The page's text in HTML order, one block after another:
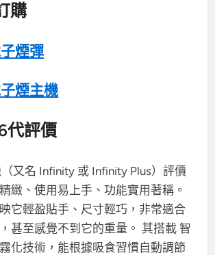
購
煙彈
煙主機
代評價
（又名 Infinity 或 Infinity Plus）評價
緻、使用易上手、功能實用著稱。
它輕盈貼手、尺寸輕巧，非常適合
甚至感覺不到它的重量。 其搭載 智
化技術，能根據吸食習慣自動調節